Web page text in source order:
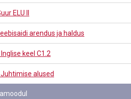
ELU II
arendus ja haldus
keel C1.2
Juhtimise alused